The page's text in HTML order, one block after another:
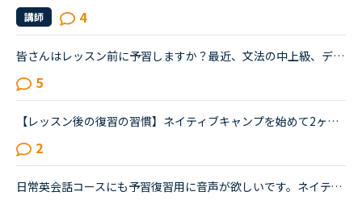
講師 4
皆さんはレッスン前に予習しますか？最近、文法の中上級、デイリーニュース、ディスカッション等を受けていますがだんだん内容が難しくなってきて予習がないと不安でレッスンが受けられません。というか予習して...
5
【レッスン後の復習の習慣】ネイティブキャンプを始めて2ヶ月程です。皆さんは、レッスン後の復習を、いつ、どれくらいの時間をかけてやっていらっしゃいますか？新たに知ったフレーズを見返したり、言えなかった...
2
日常英会話コースにも予習復習用に音声が欲しいです。ネイティブキャンプのおかげで英語に触れる機会ができ本当にうれしく思っています。楽しくレッスンをさせていただいていますが、最近はテキストの単語に初め...